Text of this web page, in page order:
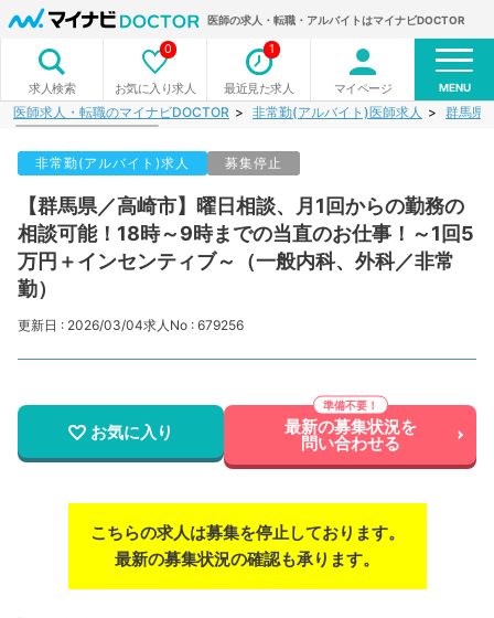
医師の求人・転職・アルバイトはマイナビDOCTOR
求人検索 お気に入り求人
0
最近見た求人
1
マイページ MENU
医師求人・転職のマイナビDOCTOR 非常勤(アルバイト)医師求人 群馬県
非常勤(アルバイト)求人 募集停止
【群馬県／高崎市】曜日相談、月1回からの勤務の
相談可能！18時～9時までの当直のお仕事！～1回5
万円＋インセンティブ～（一般内科、外科／非常
勤）
更新日 : 2026/03/04求人No : 679256
お気に入り 最新の募集状況を
問い合わせる
こちらの求人は募集を停止しております。
最新の募集状況の確認も承ります。